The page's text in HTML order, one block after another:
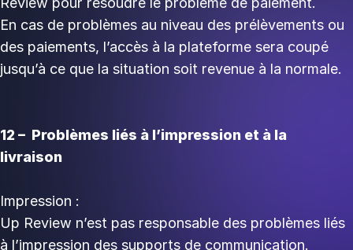
En cas de problèmes au niveau des prélèvements ou
des paiements, l’accès à la plateforme sera coupé
jusqu’à ce que la situation soit revenue à la normale.
12 – Problèmes liés à l’impression et à la
livraison
Impression :
Up Review n’est pas responsable des problèmes liés
à l’impression des supports de communication.